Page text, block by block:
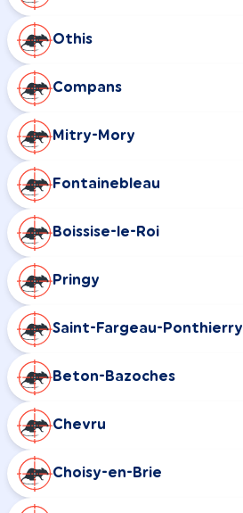
Othis
Compans
Mitry-Mory
Fontainebleau
Boissise-le-Roi
Pringy
Saint-Fargeau-Ponthierry
Beton-Bazoches
Chevru
Choisy-en-Brie